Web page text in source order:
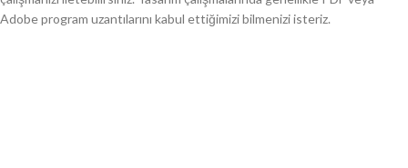
Adobe program uzantılarını kabul ettiğimizi bilmenizi isteriz.